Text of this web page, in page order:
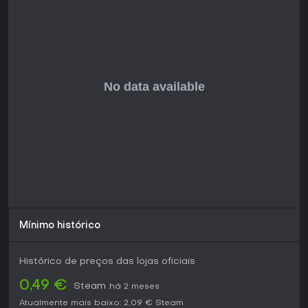
Mínimo histórico
Histórico de preços das lojas oficiais
0,49 € Steam
há 2 meses
Atualmente mais baixo: 2,09 € Steam